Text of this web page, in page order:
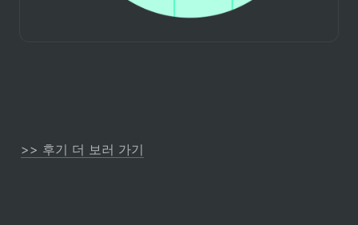
>> 후기 더 보러 가기